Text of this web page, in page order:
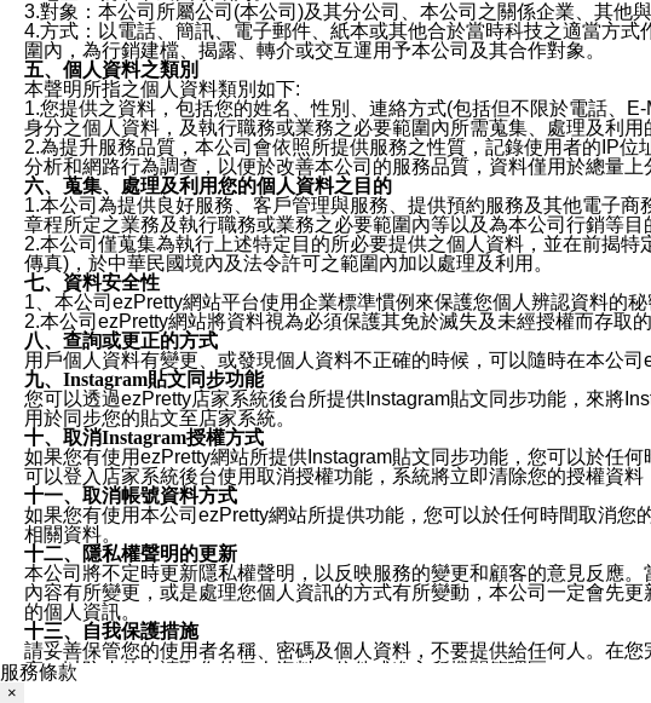
3.對象：本公司所屬公司(本公司)及其分公司、本公司之關係企業、其他
4.方式：以電話、簡訊、電子郵件、紙本或其他合於當時科技之適當方
圍內，為行銷建檔、揭露、轉介或交互運用予本公司及其合作對象。
五、個人資料之類別
本聲明所指之個人資料類別如下:
1.您提供之資料，包括您的姓名、性別、連絡方式(包括但不限於電話、
身分之個人資料，及執行職務或業務之必要範圍內所需蒐集、處理及利用
2.為提升服務品質，本公司會依照所提供服務之性質，記錄使用者的IP
分析和網路行為調查，以便於改善本公司的服務品質，資料僅用於總量上
六、蒐集、處理及利用您的個人資料之目的
1.本公司為提供良好服務、客戶管理與服務、提供預約服務及其他電子
章程所定之業務及執行職務或業務之必要範圍內等以及為本公司行銷等
2.本公司僅蒐集為執行上述特定目的所必要提供之個人資料，並在前揭
傳真)，於中華民國境內及法令許可之範圍內加以處理及利用。
七、資料安全性
1、本公司ezPretty網站平台使用企業標準慣例來保護您個人辨認資料的
2.本公司ezPretty網站將資料視為必須保護其免於滅失及未經授權而存取
八、查詢或更正的方式
用戶個人資料有變更、或發現個人資料不正確的時候，可以隨時在本公
九、Instagram貼文同步功能
您可以透過ezPretty店家系統後台所提供Instagram貼文同步功能，來將
用於同步您的貼文至店家系統。
十、取消Instagram授權方式
如果您有使用ezPretty網站所提供Instagram貼文同步功能，您可以於任
可以登入店家系統後台使用取消授權功能，系統將立即清除您的授權資
十一、取消帳號資料方式
如果您有使用本公司ezPretty網站所提供功能，您可以於任何時間取消您
相關資料。
十二、隱私權聲明的更新
本公司將不定時更新隱私權聲明，以反映服務的變更和顧客的意見反應
內容有所變更，或是處理您個人資訊的方式有所變動，本公司一定會先
的個人資訊。
十三、自我保護措施
請妥善保管您的使用者名稱、密碼及個人資料，不要提供給任何人。在
窗，以防止他人讀取您的個人資料、信件或進入所機關管理區。
服務條款
×